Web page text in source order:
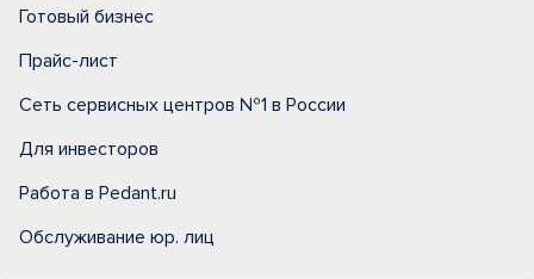
Готовый бизнес
Прайс-лист
Сеть сервисных центров №1 в России
Для инвесторов
Работа в Pedant.ru
Обслуживание юр. лиц